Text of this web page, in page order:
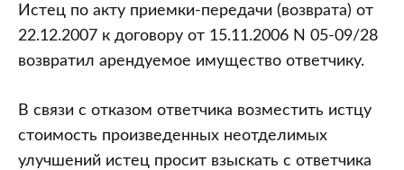
Истец по акту приемки-передачи (возврата) от
22.12.2007 к договору от 15.11.2006 N 05-09/28
возвратил арендуемое имущество ответчику.
В связи с отказом ответчика возместить истцу
стоимость произведенных неотделимых
улучшений истец просит взыскать с ответчика